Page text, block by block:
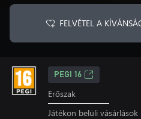
FELVÉTEL A
PEGI 16
Erőszak
Játékon belüli vásárlások